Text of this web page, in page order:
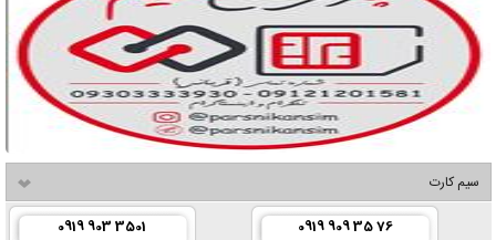
سیم کارت
0919 909 35 76
0919 903 3501